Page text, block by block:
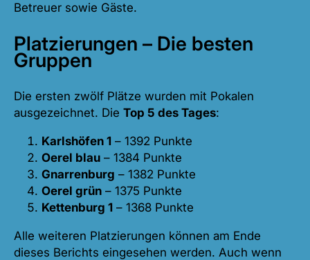
Betreuer sowie Gäste.
Platzierungen – Die besten
Gruppen
Die ersten zwölf Plätze wurden mit Pokalen
ausgezeichnet. Die Top 5 des Tages:
Karlshöfen 1 – 1392 Punkte
Oerel blau – 1384 Punkte
Gnarrenburg – 1382 Punkte
Oerel grün – 1375 Punkte
Kettenburg 1 – 1368 Punkte
Alle weiteren Platzierungen können am Ende
dieses Berichts eingesehen werden. Auch wenn